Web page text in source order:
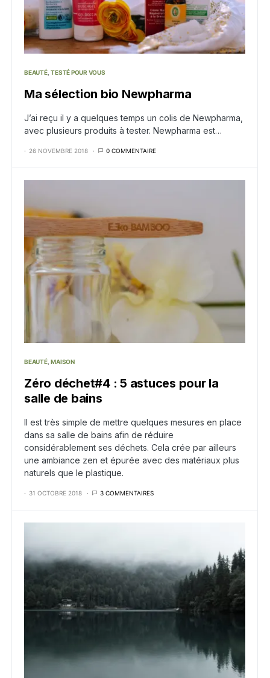
BEAUTÉ TESTÉ POUR VOUS
Ma sélection bio Newpharma
J’ai reçu il y a quelques temps un colis de Newpharma,
avec plusieurs produits à tester. Newpharma est…
26 NOVEMBRE 2018 0 COMMENTAIRE
BEAUTÉ MAISON
Zéro déchet#4 : 5 astuces pour la
salle de bains
Il est très simple de mettre quelques mesures en place
dans sa salle de bains afin de réduire
considérablement ses déchets. Cela crée par ailleurs
une ambiance zen et épurée avec des matériaux plus
naturels que le plastique.
31 OCTOBRE 2018 3 COMMENTAIRES